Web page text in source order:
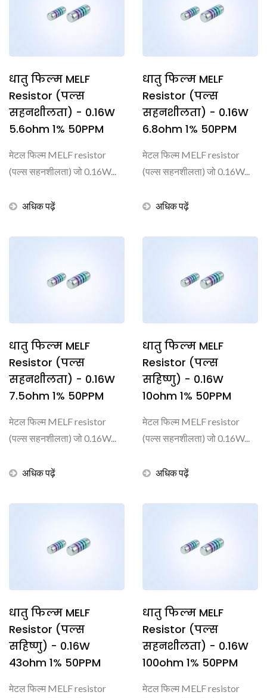
धातु फिल्म MELF
Resistor (पल्स
सहनशीलता) - 0.16W
5.6ohm 1% 50PPM
मेटल फिल्म MELF resistor
(पल्स सहनशीलता) जो 0.16W...
अधिक पढ़ें
धातु फिल्म MELF
Resistor (पल्स
सहनशीलता) - 0.16W
6.8ohm 1% 50PPM
मेटल फिल्म MELF resistor
(पल्स सहनशीलता) जो 0.16W...
अधिक पढ़ें
धातु फिल्म MELF
Resistor (पल्स
सहनशीलता) - 0.16W
7.5ohm 1% 50PPM
मेटल फिल्म MELF resistor
(पल्स सहनशीलता) जो 0.16W...
अधिक पढ़ें
धातु फिल्म MELF
Resistor (पल्स
सहिष्णु) - 0.16W
10ohm 1% 50PPM
मेटल फिल्म MELF resistor
(पल्स सहनशीलता) जो 0.16W...
अधिक पढ़ें
धातु फिल्म MELF
Resistor (पल्स
सहिष्णु) - 0.16W
43ohm 1% 50PPM
मेटल फिल्म MELF resistor
धातु फिल्म MELF
Resistor (पल्स
सहनशीलता) - 0.16W
100ohm 1% 50PPM
मेटल फिल्म MELF resistor